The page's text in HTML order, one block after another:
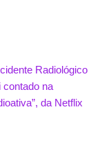
Radiológico
contado na
da Netflix